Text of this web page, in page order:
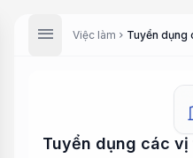
menu Việc làm chevron_right Tuyển dụng
Tuyển dụng các